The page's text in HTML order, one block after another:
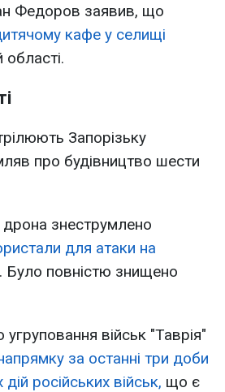
Федоров заявив, що
кафе у селищі
області.
Запорізьку
про будівництво шести
дрона знеструмлено
для атаки на
. Було повністю знищено
військ "Таврія"
за останні три доби
російських військ, що є